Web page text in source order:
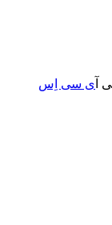
آ ی سی اِس